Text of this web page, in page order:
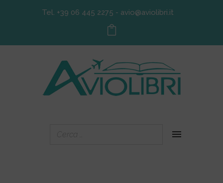
Tel. +39 06 445 2275 - avio@aviolibri.it